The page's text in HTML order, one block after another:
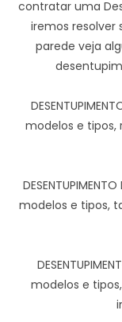
contratar uma
iremos resolver
parede veja
modelos e tipos,
modelos e tipos,
modelos e